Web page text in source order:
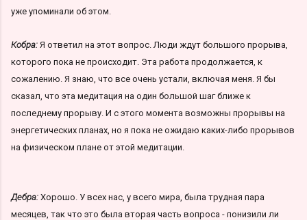
уже упоминали об этом.
Кобра: Я ответил на этот вопрос. Люди ждут большого прорыва,
которого пока не происходит. Эта работа продолжается, к
сожалению. Я знаю, что все очень устали, включая меня. Я бы
сказал, что эта медитация на один большой шаг ближе к
последнему прорыву. И с этого момента возможны прорывы на
энергетических планах, но я пока не ожидаю каких-либо прорывов
на физическом плане от этой медитации.
Дебра: Хорошо. У всех нас, у всего мира, была трудная пара
месяцев, так что это была вторая часть вопроса - понизили ли